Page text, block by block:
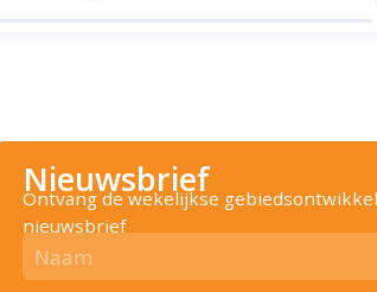
Nieuwsbrief
Ontvang de wekelijkse
nieuwsbrief